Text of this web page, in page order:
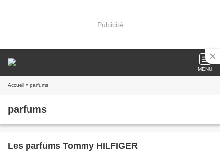
Publicité
MENU
Accueil » parfums
parfums
Les parfums Tommy HILFIGER